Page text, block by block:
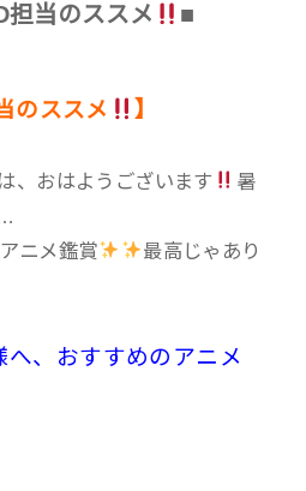
担当のススメ ■
のススメ 】
、おはようございます
暑
ニメ鑑賞
最高じゃあり
、おすすめのアニメ